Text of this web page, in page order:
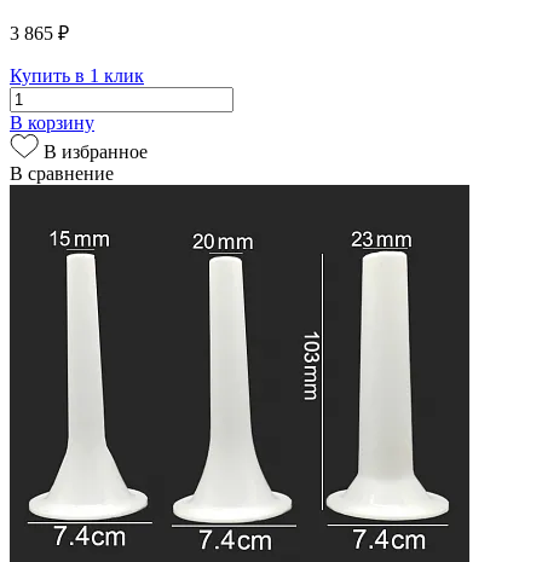
3 865 ₽
Купить в 1 клик
В корзину
В избранное
В сравнение